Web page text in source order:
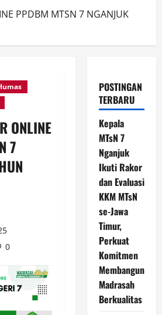
PPDBM MTSN 7 NGANJUK
ONLINE
7
0
POSTINGAN
TERBARU
Kepala
MTsN 7
Nganjuk
Ikuti Rakor
dan Evaluasi
KKM MTsN
se-Jawa
Timur,
Perkuat
Komitmen
Membangun
Madrasah
Berkualitas